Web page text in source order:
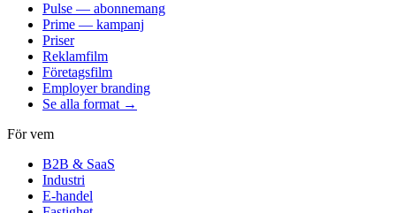
Pulse — abonnemang
Prime — kampanj
Priser
Reklamfilm
Företagsfilm
Employer branding
Se alla format →
För vem
B2B & SaaS
Industri
E-handel